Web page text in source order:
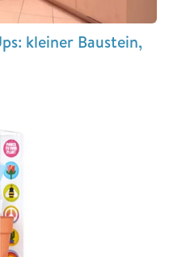
kleiner Baustein,